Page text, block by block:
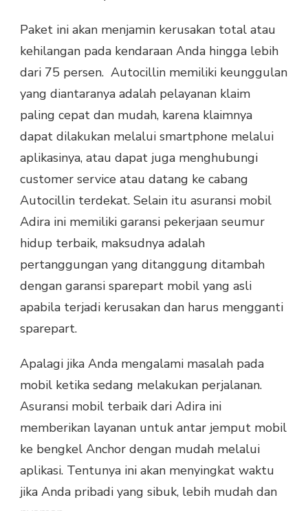
Paket ini akan menjamin kerusakan total atau
kehilangan pada kendaraan Anda hingga lebih
dari 75 persen. Autocillin memiliki keunggulan
yang diantaranya adalah pelayanan klaim
paling cepat dan mudah, karena klaimnya
dapat dilakukan melalui smartphone melalui
aplikasinya, atau dapat juga menghubungi
customer service atau datang ke cabang
Autocillin terdekat. Selain itu asuransi mobil
Adira ini memiliki garansi pekerjaan seumur
hidup terbaik, maksudnya adalah
pertanggungan yang ditanggung ditambah
dengan garansi sparepart mobil yang asli
apabila terjadi kerusakan dan harus mengganti
sparepart.
Apalagi jika Anda mengalami masalah pada
mobil ketika sedang melakukan perjalanan.
Asuransi mobil terbaik dari Adira ini
memberikan layanan untuk antar jemput mobil
ke bengkel Anchor dengan mudah melalui
aplikasi. Tentunya ini akan menyingkat waktu
jika Anda pribadi yang sibuk, lebih mudah dan